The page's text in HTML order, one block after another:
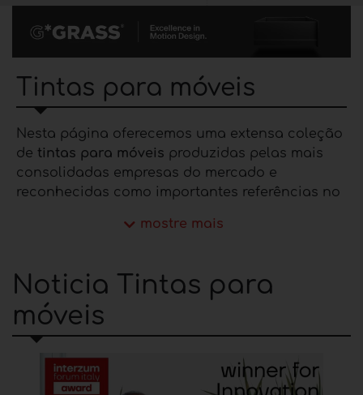
Tintas para móveis
Nesta página oferecemos uma extensa coleção
de tintas para móveis produzidas pelas mais
consolidadas empresas do mercado e
reconhecidas como importantes referências no
madeira, tintas para interiores, tintas para
tintas à base de água, tintas para vidro, tintas
UV à base de
água, tintas de poliéster, etc.
Para obter informações sobre os produtos de
tintas para móveis
formulário de contato
necessários para entrar em contato com a
empresa.
mostre mais
Noticia Tintas para
móveis